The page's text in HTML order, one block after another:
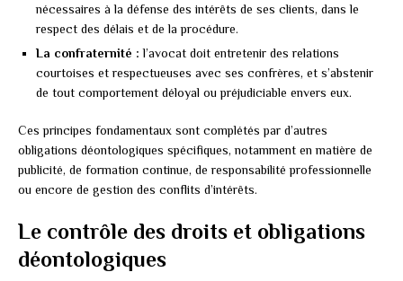
nécessaires à la défense des intérêts de ses clients, dans le
respect des délais et de la procédure.
La confraternité : l’avocat doit entretenir des relations
courtoises et respectueuses avec ses confrères, et s’abstenir
de tout comportement déloyal ou préjudiciable envers eux.
Ces principes fondamentaux sont complétés par d’autres
obligations déontologiques spécifiques, notamment en matière de
publicité, de formation continue, de responsabilité professionnelle
ou encore de gestion des conflits d’intérêts.
Le contrôle des droits et obligations
déontologiques